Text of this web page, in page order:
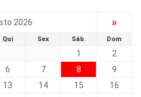
2026 »
Qui Sex Sáb. Dom
1
2
6 7 8
9
13 14 15
16